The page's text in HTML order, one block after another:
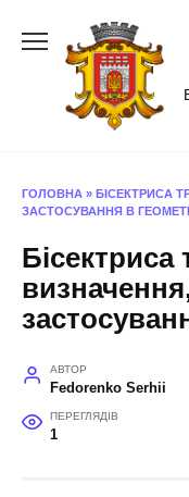
ГОЛОВНА » БІСЕКТРИСА
ЗАСТОСУВАННЯ В
Бісектриса
АВТОР
Fedorenko Serhii
ПЕРЕГЛЯДІВ
1